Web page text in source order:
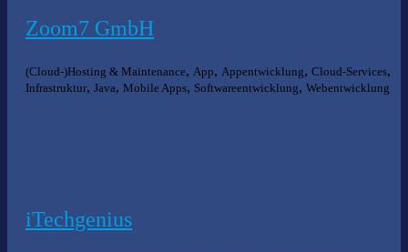
Zoom7 GmbH
(Cloud-)Hosting & Maintenance, App, Appentwicklung, Cloud-Services,
Infrastruktur, Java, Mobile Apps, Softwareentwicklung, Webentwicklung
iTechgenius